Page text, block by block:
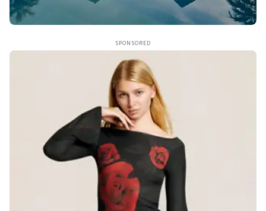
SPONSORED